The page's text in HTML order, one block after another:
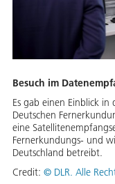
Besuch im
Es gab einen Einblick in
Deutschen
eine
Fernerkundungs- und
Deutschland betreibt.
Credit: © DLR. Alle